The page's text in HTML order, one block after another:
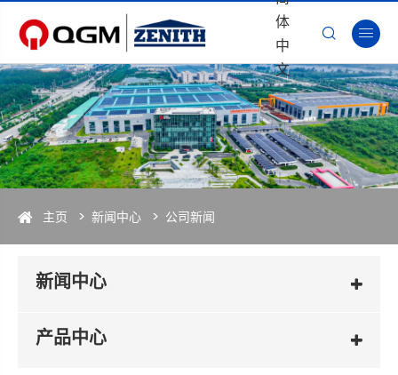
体
中
文
 
主页 新闻中心 公司新闻
新闻中心
产品中心